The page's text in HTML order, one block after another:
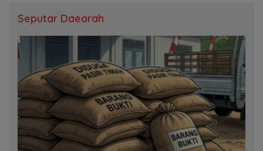
Seputar Daearah